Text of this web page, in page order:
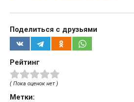
Поделиться с друзьями
Рейтинг
( Пока оценок нет )
Метки: